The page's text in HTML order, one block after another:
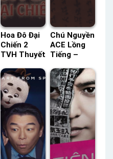
Hoa Đô Đại
Chiến 2
TVH Thuyết
Status: HD
Thuyết
Minh
Chú Nguyền
ACE Lồng
Tiếng –
Lồng Tiếng